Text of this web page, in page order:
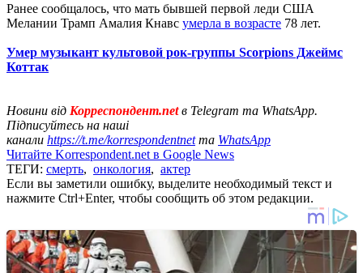
Ранее сообщалось, что мать бывшей первой леди США
Мелании Трамп Амалия Кнавс умерла в возрасте 78 лет.
Умер музыкант культовой рок-группы Scorpions Джеймс
Коттак
Новини від Корреспондент.netв Telegram та WhatsApp.
Підписуйтесь на наші
канали https://t.me/korrespondentnetта WhatsApp
Читайте Korrespondent.net в Google News
ТЕГИ: смерть, онкология, актер
Если вы заметили ошибку, выделите необходимый текст и
нажмите Ctrl+Enter, чтобы сообщить об этом редакции.